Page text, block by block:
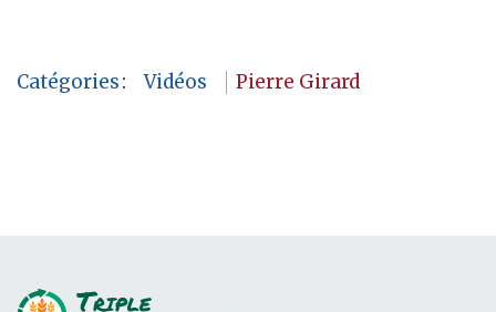
Catégories: Vidéos Pierre Girard